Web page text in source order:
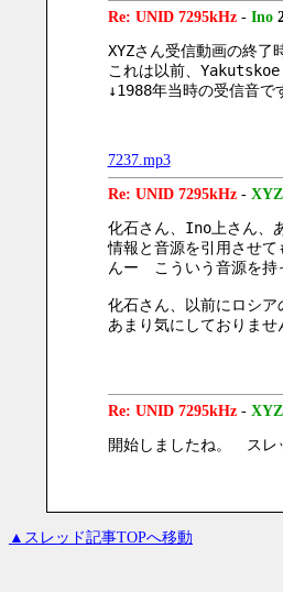
Re: UNID 7295kHz- Ino
XYZさん受信動画の終了
これは以前、Yakutskoe
↓1988年当時の受信音で
7237.mp3
Re: UNID 7295kHz- XYZ
化石さん、Ino上さん、
情報と音源を引用させて
んー　こういう音源を
化石さん、以前にロシア
あまり気にしておりま
Re: UNID 7295kHz- XYZ
開始しましたね。　スレ
▲スレッド記事TOPへ移動